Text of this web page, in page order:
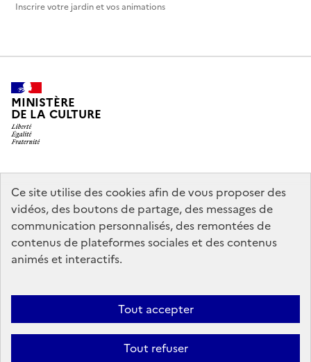
Ce site utilise des cookies afin de vous proposer des
vidéos, des boutons de partage, des messages de
communication personnalisés, des remontées de
contenus de plateformes sociales et des contenus
animés et interactifs.
Tout accepter
Tout refuser
Inscrire votre jardin et vos animations
MINISTÈRE
DE LA CULTURE
legifrance.gouv.fr
info.gouv.fr
service-public.gouv.fr
data.gouv.fr
Politique d’utilisation des témoins de connexion (cookies)